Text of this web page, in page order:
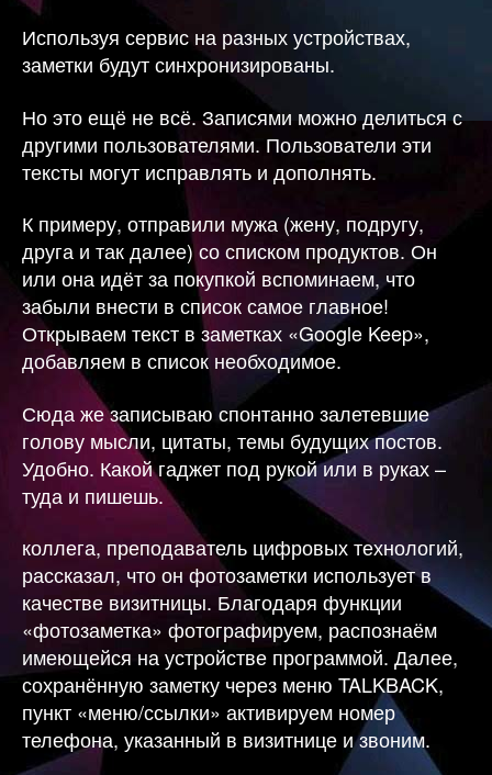
Используя сервис на разных устройствах,
заметки будут синхронизированы.
Но это ещё не всё. Записями можно делиться с
другими пользователями. Пользователи эти
тексты могут исправлять и дополнять.
К примеру, отправили мужа (жену, подругу,
друга и так далее) со списком продуктов. Он
или она идёт за покупкой вспоминаем, что
забыли внести в список самое главное!
Открываем текст в заметках «Google Keep»,
добавляем в список необходимое.
Сюда же записываю спонтанно залетевшие
голову мысли, цитаты, темы будущих постов.
Удобно. Какой гаджет под рукой или в руках –
туда и пишешь.
коллега, преподаватель цифровых технологий,
рассказал, что он фотозаметки использует в
качестве визитницы. Благодаря функции
«фотозаметка» фотографируем, распознаём
имеющейся на устройстве программой. Далее,
сохранённую заметку через меню TALKBACK,
пункт «меню/ссылки» активируем номер
телефона, указанный в визитнице и звоним.